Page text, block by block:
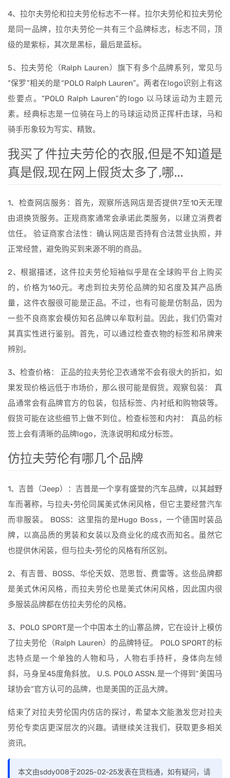
4、拉尔夫劳伦和拉夫劳伦标志不一样。拉尔夫劳伦和拉夫劳伦
是同一品牌，拉尔夫劳伦一共有三个品牌标志，标志不同，顶
级的是紫标，其次是黑标，最后是蓝标。
5、拉夫劳伦（Ralph Lauren）旗下有多个品牌系列，常见与
“保罗”相关的是“POLO Ralph Lauren”。两者在logo识别上有这
些要点。“POLO Ralph Lauren”的logo 以马球运动为主题元
素。经典标志是一位骑在马上的马球运动员正挥杆击球，马和
骑手形象较为写实、精致。
我买了件拉夫劳伦的衣服,但是不知道是
真是假,现在网上假货太多了,哪...
1、检查网店服务：首先，观察所选网店是否提供7至10天无理
由退换货服务。正规商家通常会承诺此类服务，以建立消费者
信任。 验证商家合法性：确认网店是否持有合法营业执照，并
正常经营，避免购买到来源不明的商品。
2、根据描述，这件拉夫劳伦短袖似乎是在全球购平台上购买
的，价格为160元。考虑到拉夫劳伦品牌的知名度及其产品质
量，这件衣服很可能是正品。不过，也有可能是仿制品，因为
一些不良商家会模仿知名品牌以牟取利益。因此，我们仍需对
其真实性进行鉴别。首先，可以通过检查衣物的标签和吊牌来
辨别。
3、检查价格： 正品的拉夫劳伦卫衣通常不会有很大的折扣，如
果发现价格远低于市场价，那么很可能是假货。观察包装： 真
品通常会有品牌官方的包装，包括标签、内衬纸和购物袋等。
假货可能在这些细节上做不到位。检查标签和内衬： 真品的标
签上会有清晰的品牌logo，洗涤说明和成分标签。
仿拉夫劳伦有哪几个品牌
1、吉普（Jeep）：吉普是一个享有盛誉的汽车品牌，以其越野
车而著称，与拉夫·劳伦同属美式休闲风格，但它主要经营汽车
而非服装。 BOSS：这里指的是Hugo Boss，一个德国时装品
牌，以高品质的男装和女装以及商业化的成衣而知名。虽然它
也提供休闲装，但与拉夫·劳伦的风格有所区别。
2、有吉普、BOSS、华伦天奴、范思哲、费雷等。这些品牌都
是美式休闲风格，而拉夫劳伦也是美式休闲风格，因此国内很
多服装品牌都在仿拉夫劳伦的风格。
3、POLO SPORT是一个中国本土的山寨品牌，它在设计上模仿
了拉夫劳伦（Ralph Lauren）的品牌特征。 POLO SPORT的标
志特点是一个单独的人物和马，人物右手持杆，身体向左倾
斜，马身呈45度角斜放。 U.S. POLO ASSN.是一个得到“美国马
球协会”官方认可的品牌，也是美国的正品大牌。
结束了对拉夫劳伦国内仿店的探讨，希望本文能激发您对拉夫
劳伦专卖店更深层次的兴趣。请继续关注我们，获取更多相关
资讯。
本文由sddy008于2025-02-25发表在货档通，如有疑问，请